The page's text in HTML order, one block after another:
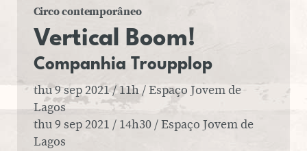
Circo contemporâneo
Ver­ti­cal Boom!
Com­pa­nhia Troup­plop
thu 9 sep 2021 / 11h / Espaço Jovem de
Lagos
thu 9 sep 2021 / 14h30 / Espaço Jovem de
Lagos